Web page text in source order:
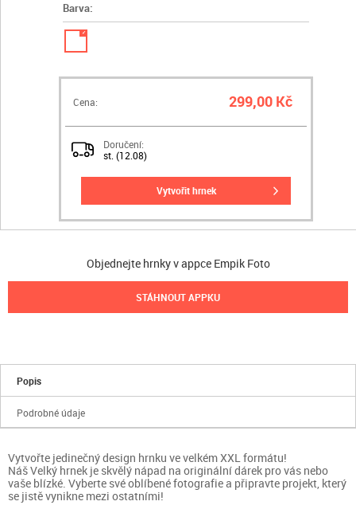
Barva:
✓
Cena: 299,00 Kč
Doručení:
st. (12.08)
vytvořit hrnek
Objednejte hrnky v appce Empik Foto
STÁHNOUT APPKU
Popis
Podrobné údaje
Vytvořte jedinečný design hrnku ve velkém XXL formátu!
Náš Velký hrnek je skvělý nápad na originální dárek pro vás nebo
vaše blízké. Vyberte své oblíbené fotografie a připravte projekt, který
se jistě vynikne mezi ostatními!